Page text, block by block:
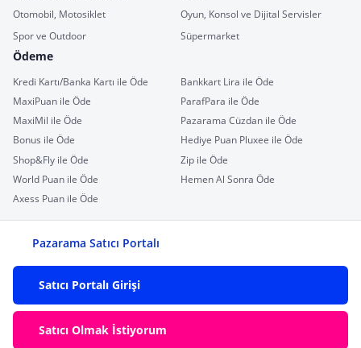
Otomobil, Motosiklet
Oyun, Konsol ve Dijital Servisler
Spor ve Outdoor
Süpermarket
Ödeme
Kredi Kartı/Banka Kartı ile Öde
Bankkart Lira ile Öde
MaxiPuan ile Öde
ParafPara ile Öde
MaxiMil ile Öde
Pazarama Cüzdan ile Öde
Bonus ile Öde
Hediye Puan Pluxee ile Öde
Shop&Fly ile Öde
Zip ile Öde
World Puan ile Öde
Hemen Al Sonra Öde
Axess Puan ile Öde
Pazarama Satıcı Portalı
Satıcı Portalı Girişi
Satıcı Olmak İstiyorum